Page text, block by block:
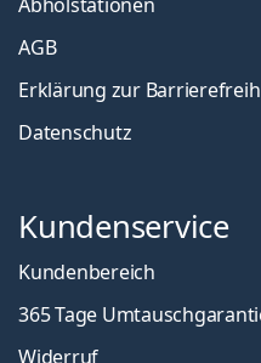
AGB
Erklärung zur
Datenschutz
Kundenservice
Kundenbereich
365 Tage
Widerruf